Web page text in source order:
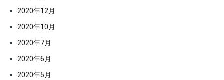
2020年12月
2020年10月
2020年7月
2020年6月
2020年5月